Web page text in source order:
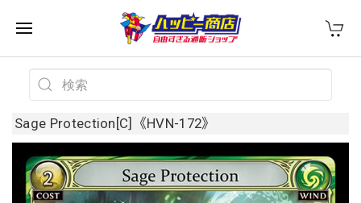
Sage Protection[C]《HVN-172》